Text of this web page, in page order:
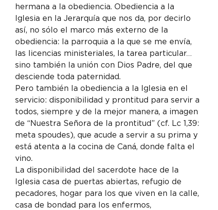
hermana a la obediencia. Obediencia a la
Iglesia en la Jerarquía que nos da, por decirlo
así, no sólo el marco más externo de la
obediencia: la parroquia a la que se me envía,
las licencias ministeriales, la tarea particular…
sino también la unión con Dios Padre, del que
desciende toda paternidad.
Pero también la obediencia a la Iglesia en el
servicio: disponibilidad y prontitud para servir a
todos, siempre y de la mejor manera, a imagen
de “Nuestra Señora de la prontitud” (cf. Lc 1,39:
meta spoudes), que acude a servir a su prima y
está atenta a la cocina de Caná, donde falta el
vino.
La disponibilidad del sacerdote hace de la
Iglesia casa de puertas abiertas, refugio de
pecadores, hogar para los que viven en la calle,
casa de bondad para los enfermos,